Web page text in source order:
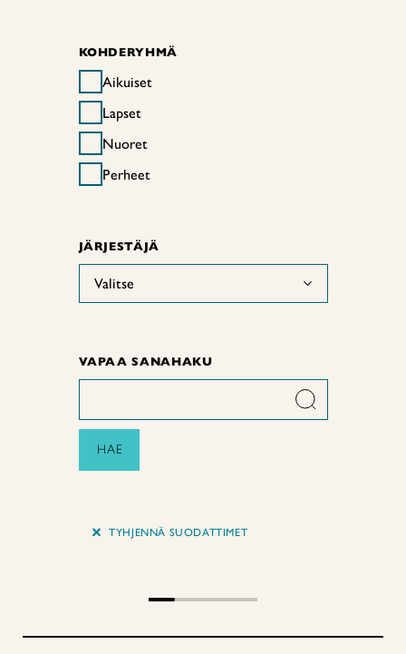
KOHDERYHMÄ
Aikuiset
Lapset
Nuoret
Perheet
JÄRJESTÄJÄ
Valitse
VAPAA SANAHAKU
HAE
+TYHJENNÄ SUODATTIMET